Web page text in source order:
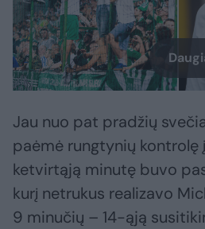
Jau nuo pat pradžių
paėmė rungtynių kontrolę
ketvirtąją minutę buvo
kurį netrukus realizavo
9 minučių – 14-ąją